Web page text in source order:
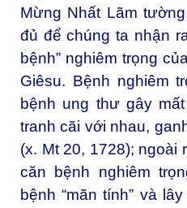
Mừng Nhất Lãm
đủ để chúng ta nhận
bệnh” nghiêm trọng
Giêsu. Bệnh nghiêm
bệnh ung thư gây
tranh cãi với nhau,
(x. Mt 20, 1728); ngoài
căn bệnh nghiêm
bệnh “mãn tính” và